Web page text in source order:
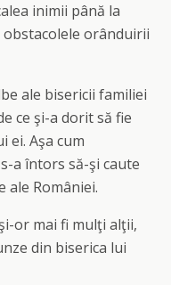
inimii până la
orânduirii
ale bisericii familiei
ce şi-a dorit să fie
ei. Aşa cum
a întors să-şi caute
ale României.
or mai fi mulţi alţii,
din biserica lui